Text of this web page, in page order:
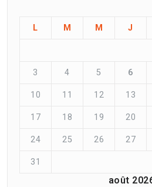
août
L M M J
3 4 5 6
10 11 12 13
17 18 19 20
24 25 26 27
31